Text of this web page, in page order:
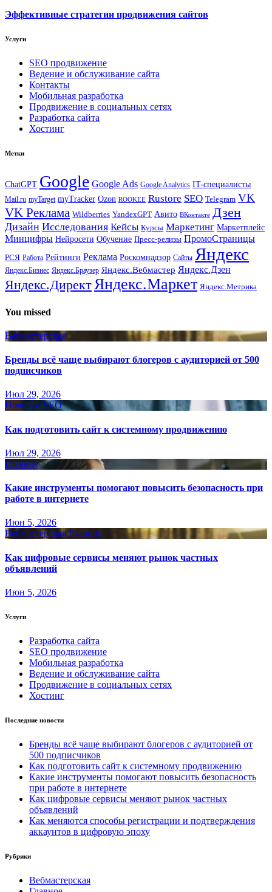
Эффективные стратегии продвижения сайтов
Услуги
SEO продвижение
Ведение и обслуживание сайта
Контакты
Мобильная разработка
Продвижение в социальных сетях
Разработка сайта
Хостинг
Метки
ChatGPT Google Google Ads Google Analytics IT-специалисты
Mail.ru myTarget myTracker Ozon ROOKEE Rustore SEO Telegram VK
VK Реклама Wildberries YandexGPT Авито ВКонтакте Дзен
Дизайн Исследования Кейсы Курсы Маркетинг Маркетплейс
Минцифры Нейросети Обучение Пресс-релизы ПромоСтраницы
РСЯ Работа Рейтинги Реклама Роскомнадзор Сайты Яндекс
Яндекс.Бизнес Яндекс.Браузер Яндекс.Вебмастер Яндекс.Дзен
Яндекс.ДиректЯндекс.Маркет Яндекс.Метрика
You missed
Вебмастерская
Бренды всё чаще выбирают блогеров с аудиторией от 500
подписчиков
Июл 29, 2026
Новости SEO
Как подготовить сайт к системному продвижению
Июл 29, 2026
Главное
Какие инструменты помогают повысить безопасность при
работе в интернете
Июн 5, 2026
Вебмастерская Главное
Как цифровые сервисы меняют рынок частных
объявлений
Июн 5, 2026
Услуги
Разработка сайта
SEO продвижение
Мобильная разработка
Ведение и обслуживание сайта
Продвижение в социальных сетях
Хостинг
Последние новости
Бренды всё чаще выбирают блогеров с аудиторией от
500 подписчиков
Как подготовить сайт к системному продвижению
Какие инструменты помогают повысить безопасность
при работе в интернете
Как цифровые сервисы меняют рынок частных
объявлений
Как меняются способы регистрации и подтверждения
аккаунтов в цифровую эпоху
Рубрики
Вебмастерская